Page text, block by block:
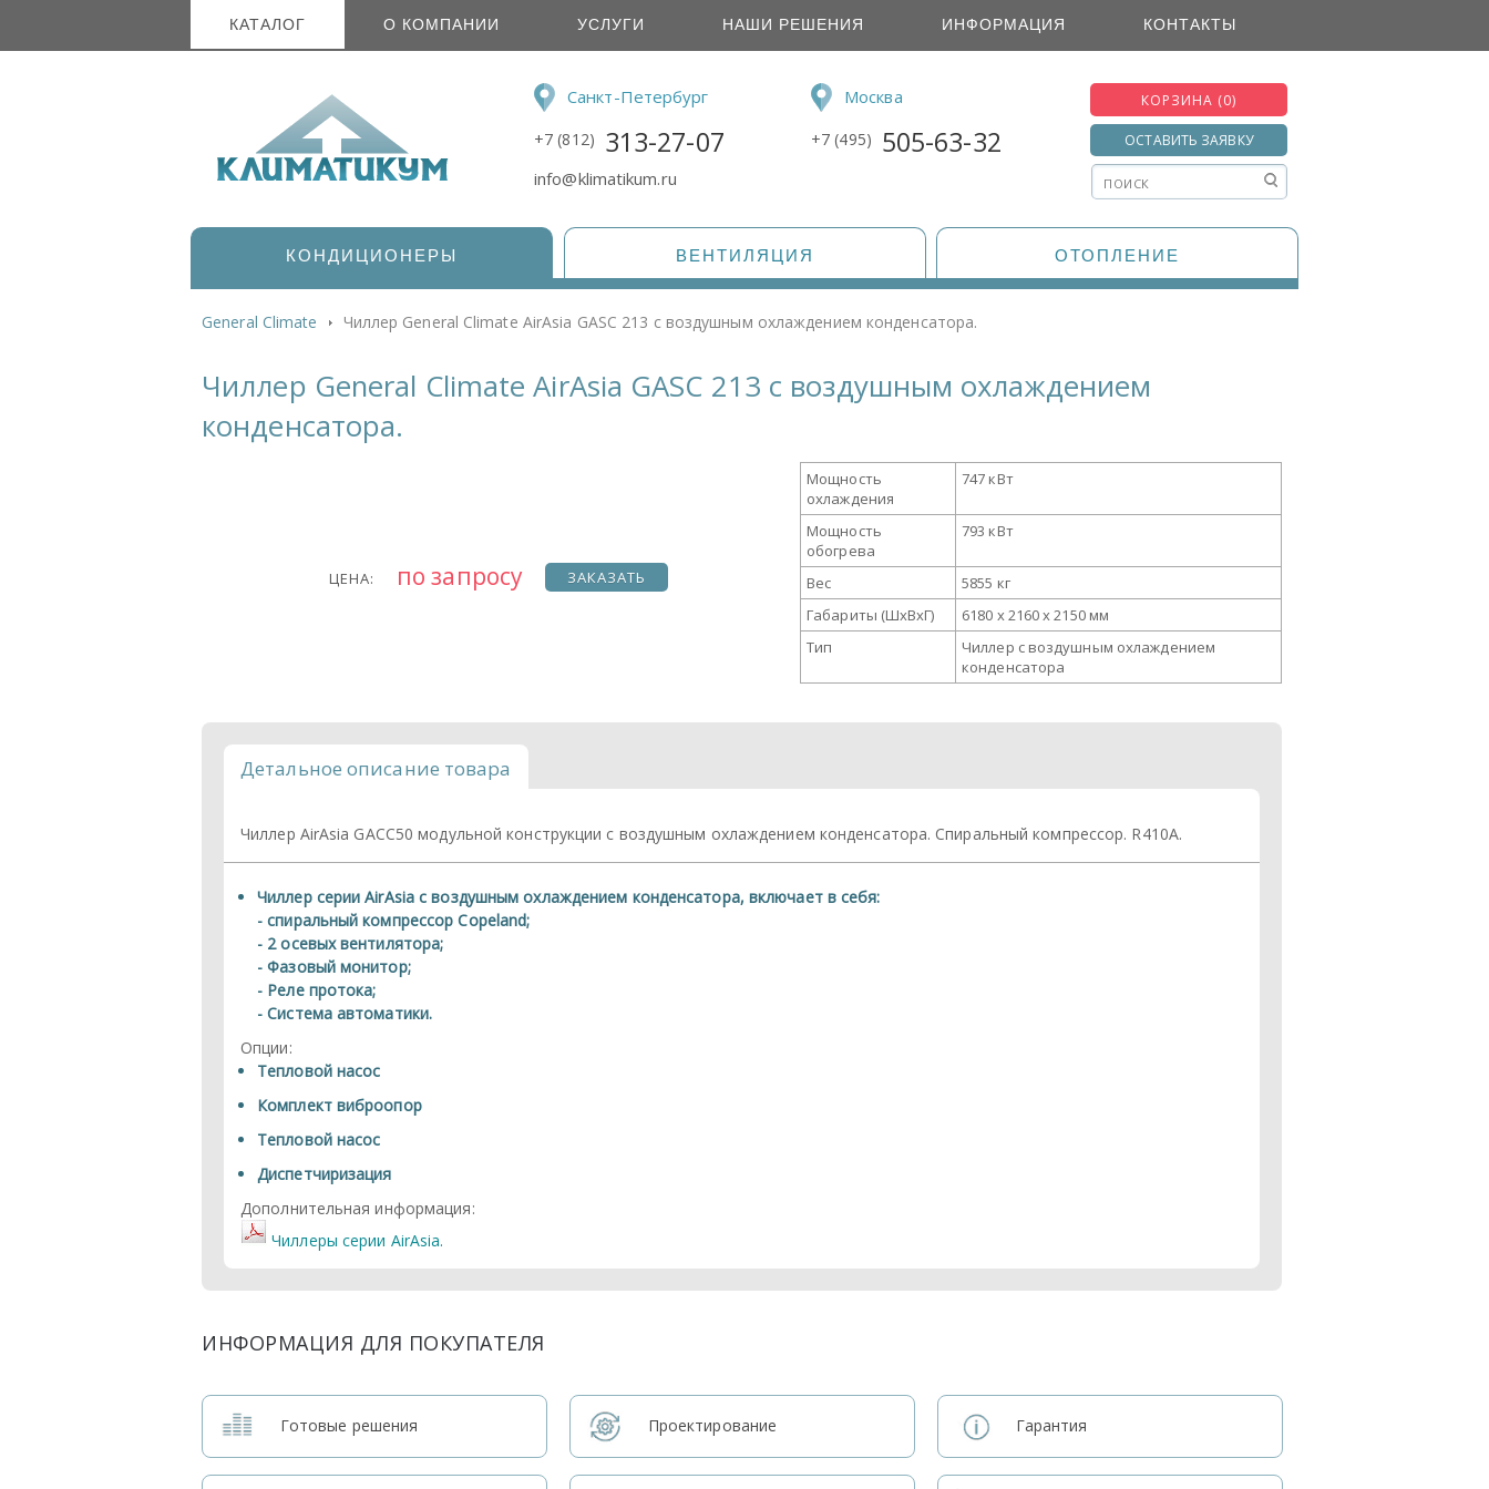
КАТАЛОГ О КОМПАНИИ УСЛУГИ НАШИ РЕШЕНИЯ ИНФОРМАЦИЯ КОНТАКТЫ
Санкт-Петербург
+7 (812) 313-27-07
info@klimatikum.ru
Москва
+7 (495) 505-63-32
КОРЗИНА (0)
ОСТАВИТЬ ЗАЯВКУ
КОНДИЦИОНЕРЫ ВЕНТИЛЯЦИЯ ОТОПЛЕНИЕ
General Climate Чиллер General Climate AirAsia GASC 213 с воздушным охлаждением конденсатора.
Чиллер General Climate AirAsia GASC 213 с воздушным охлаждением
конденсатора.
ЦЕНА: по запросу ЗАКАЗАТЬ
Мощность
охлаждения
747 кВт
Мощность
обогрева
793 кВт
Вес
5855 кг
Габариты (ШxВxГ)
6180 x 2160 x 2150 мм
Тип
Чиллер с воздушным охлаждением
конденсатора
Детальное описание товара
Чиллер AirAsia GACC50 модульной конструкции с воздушным охлаждением конденсатора. Спиральный компрессор. R410A.
Чиллер серии AirAsia с воздушным охлаждением конденсатора, включает в себя:
- спиральный компрессор Copeland;
- 2 осевых вентилятора;
- Фазовый монитор;
- Реле протока;
- Система автоматики.
Опции:
Тепловой насос
Комплект виброопор
Тепловой насос
Диспетчиризация
Дополнительная информация:
Чиллеры серии AirAsia.
ИНФОРМАЦИЯ ДЛЯ ПОКУПАТЕЛЯ
Готовые решения Проектирование Гарантия